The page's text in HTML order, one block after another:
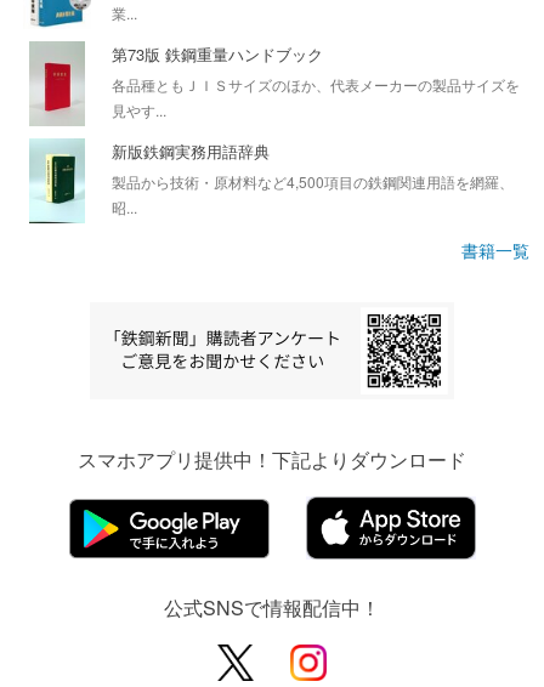
業...
第73版 鉄鋼重量ハンドブック
各品種ともＪＩＳサイズのほか、代表メーカーの製品サイズを
見やす...
新版鉄鋼実務用語辞典
製品から技術・原材料など4,500項目の鉄鋼関連用語を網羅、
昭...
書籍一覧
スマホアプリ提供中！下記よりダウンロード
公式SNSで情報配信中！